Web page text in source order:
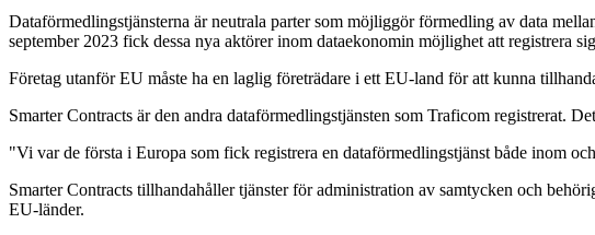
Dataförmedlingstjänsterna är neutrala parter som möjliggör förmedling av data
september 2023 fick dessa nya aktörer inom dataekonomin möjlighet att registrera
Företag utanför EU måste ha en laglig företrädare i ett EU-land för att kunna
Smarter Contracts är den andra dataförmedlingstjänsten som Traficom registrerat.
"Vi var de första i Europa som fick registrera en dataförmedlingstjänst både inom
Smarter Contracts tillhandahåller tjänster för administration av samtycken och
EU-länder.